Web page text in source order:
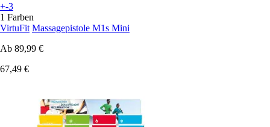
+-3
1 Farben
VirtuFit Massagepistole M1s Mini
Ab 89,99 €
67,49 €